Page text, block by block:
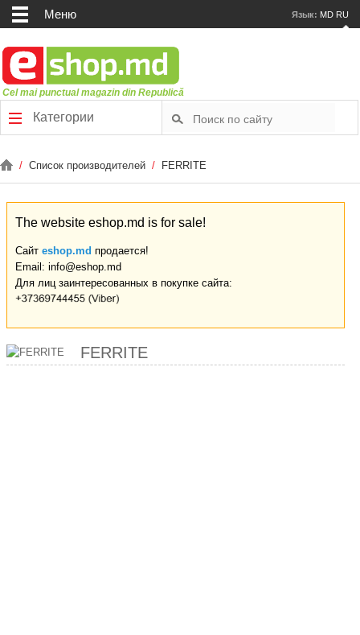
Меню Язык: MD RU
Cel mai punctual magazin din Republică
Категории
/ Список производителей / FERRITE
The website eshop.md is for sale!
Сайт eshop.md продается!
Email: info@eshop.md
Для лиц заинтересованных в покупке сайта:
FERRITE